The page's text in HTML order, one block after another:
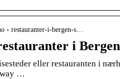
› restauranter-i-bergen-s…
i
eller restauranten i
…